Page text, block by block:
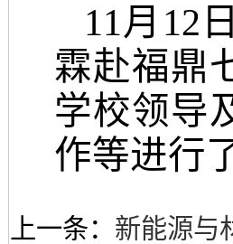
11月12
霖赴福鼎
学校领导
作等进行
上一条： 新能源与